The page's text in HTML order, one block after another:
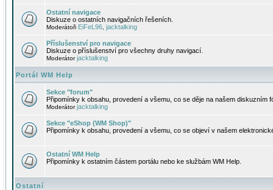
Ostatní navigace
Diskuze o ostatních navigačních řešeních.
Moderátoři EiFeL96 jacktalking
Příslušenství pro navigace
Diskuze o příslušenství pro všechny druhy navigací.
Moderátorjacktalking
Portál WM Help
Sekce "forum"
Připomínky k obsahu, provedení a všemu, co se děje na našem diskuzním
Moderátorjacktalking
Sekce "eShop (WM Shop)"
Připomínky k obsahu, provedení a všemu, co se objeví v našem
Ostatní WM Help
Připomínky k ostatním částem portálu nebo ke službám WM Help.
Ostatní